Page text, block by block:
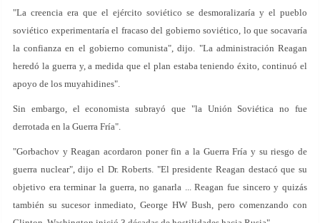
"La creencia era que el ejército soviético se desmoralizaría y el pueblo
soviético experimentaría el fracaso del gobierno soviético, lo que socavaría
la confianza en el gobierno comunista", dijo. "La administración Reagan
heredó la guerra y, a medida que el plan estaba teniendo éxito, continuó el
apoyo de los muyahidines".
Sin embargo, el economista subrayó que "la Unión Soviética no fue
derrotada en la Guerra Fría".
"Gorbachov y Reagan acordaron poner fin a la Guerra Fría y su riesgo de
guerra nuclear", dijo el Dr. Roberts. "El presidente Reagan destacó que su
objetivo era terminar la guerra, no ganarla ... Reagan fue sincero y quizás
también su sucesor inmediato, George HW Bush, pero comenzando con